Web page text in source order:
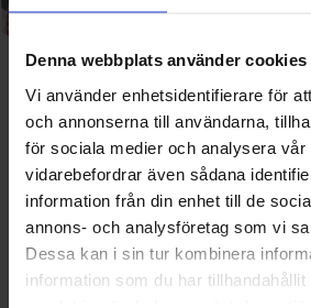
Denna webbplats använder cookies
Vi använder enhetsidentifierare för
och annonserna till användarna,
för sociala medier och analysera vår
vidarebefordrar även sådana
information från din enhet till de
annons- och analysföretag som vi
Dessa kan i sin tur kombinera
information som du har
Nygårda Julmust 33cl x 20st
(helt flak)
217.59 kr/st
Bevaka